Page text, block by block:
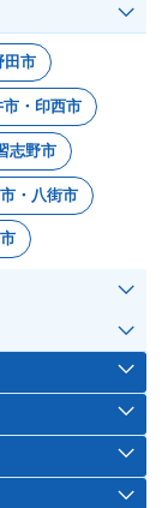
田市
・印西市
志野市
・八街市